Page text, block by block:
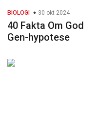
BIOLOGI 30 okt 2024
40 Fakta Om God
Gen-hypotese